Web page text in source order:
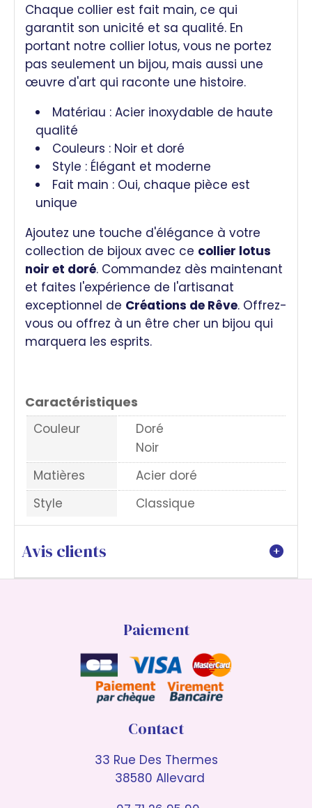
Chaque collier est fait main, ce qui
garantit son unicité et sa qualité. En
portant notre collier lotus, vous ne portez
pas seulement un bijou, mais aussi une
œuvre d'art qui raconte une histoire.
Matériau : Acier inoxydable de haute
qualité
Couleurs : Noir et doré
Style : Élégant et moderne
Fait main : Oui, chaque pièce est
unique
Ajoutez une touche d'élégance à votre
collection de bijoux avec ce collier lotus
noir et doré. Commandez dès maintenant
et faites l'expérience de l'artisanat
exceptionnel de Créations de Rêve. Offrez-
vous ou offrez à un être cher un bijou qui
marquera les esprits.
Caractéristiques
Couleur
Doré
Noir
Matières
Acier doré
Style
Classique
Avis clients
Paiement
Contact
33 Rue Des Thermes
38580 Allevard